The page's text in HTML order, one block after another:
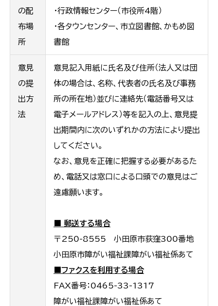
の配
布場
所
・行政情報センター（市役所4階）
・各タウンセンター、市立図書館、かもめ図
書館
意見
の提
出方
法
意見記入用紙に氏名及び住所（法人又は団
体の場合は、名称、代表者の氏名及び事務
所の所在地）並びに連絡先（電話番号又は
電子メールアドレス）等を記入の上、意見提
出期間内に次のいずれかの方法により提出
してください。
なお、意見を正確に把握する必要があるた
め、電話又は窓口による口頭での意見はご
遠慮願います。
■ 郵送する場合
〒250-8555 小田原市荻窪300番地
小田原市障がい福祉課障がい福祉係あて
■ファクスを利用する場合
FAX番号：0465-33-1317
障がい福祉課障がい福祉係あて